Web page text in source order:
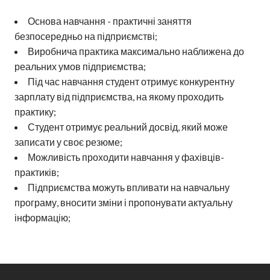
Основа навчання - практичні заняття
безпосередньо на підприємстві;
Виробнича практика максимально наближена до
реальних умов підприємства;
Під час навчання студент отримує конкурентну
зарплату від підприємства, на якому проходить
практику;
Студент отримує реальний досвід, який може
записати у своє резюме;
Можливість проходити навчання у фахівців-
практиків;
Підприємства можуть впливати на навчальну
програму, вносити зміни і пропонувати актуальну
інформацію;